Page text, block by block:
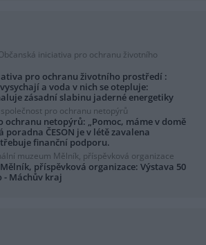
iniciativa pro ochranu životního
pro ochranu životního prostředí :
a voda v nich se otepluje:
zásadní slabinu jaderné energetiky
společnost pro ochranu netopýrů
ochranu netopýrů: „Pomoc, máme v domě
poradna ČESON je v létě zavalena
finanční podporu.
muzeum Mělník, příspěvková organizace
příspěvková organizace: Výstava 50
- Máchův kraj